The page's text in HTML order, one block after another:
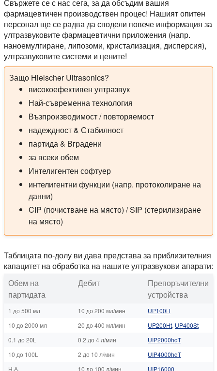
Свържете се с нас сега, за да обсъдим вашия
фармацевтичен производствен процес! Нашият опитен
персонал ще се радва да сподели повече информация за
ултразвуковите фармацевтични приложения (напр.
наноемулгиране, липозоми, кристализация, дисперсия),
ултразвуковите системи и цените!
Защо Hielscher Ultrasonics?
високоефективен ултразвук
Най-съвременна технология
Възпроизводимост / повторяемост
надеждност & Стабилност
партида & Вградени
за всеки обем
Интелигентен софтуер
интелигентни функции (напр. протоколиране на
данни)
CIP (почистване на място) / SIP (стерилизиране
на място)
Таблицата по-долу ви дава представа за приблизителния
капацитет на обработка на нашите ултразвукови апарати:
Обем на
партидата
Дебит
Препоръчителни
устройства
1 до 500 мл 10 до 200 мл/мин
UP100H
10 до 2000 мл
20 до 400 мл/мин UP200Ht, UP400St
0.1 до 20L
0.2 до 4 л/мин
UIP2000hdT
10 до 100L
2 до 10 л/мин
UIP4000hdT
Н.А.
10 до 100 л/мин UIP16000